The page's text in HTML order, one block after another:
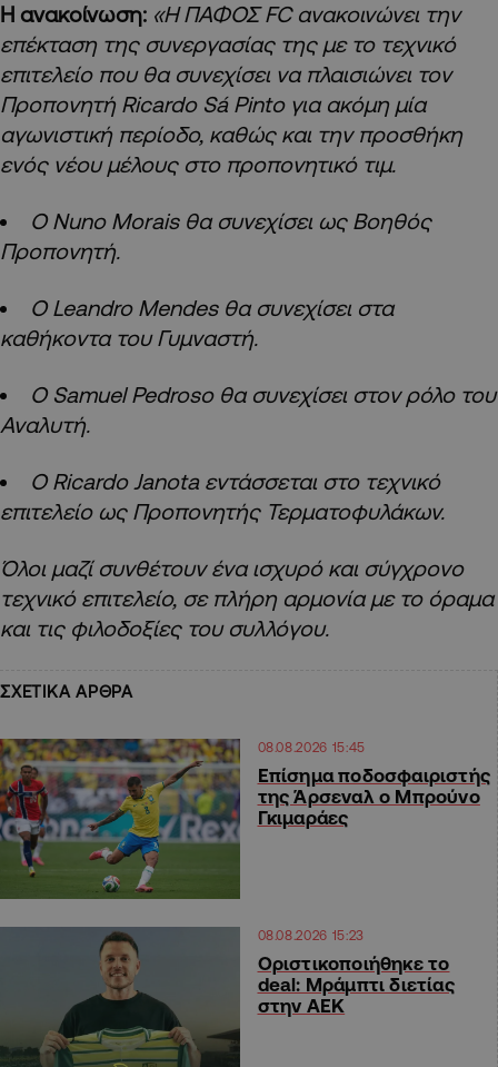
Η ανακοίνωση: «Η ΠΑΦΟΣ FC ανακοινώνει την
επέκταση της συνεργασίας της με το τεχνικό
επιτελείο που θα συνεχίσει να πλαισιώνει τον
Προπονητή Ricardo Sá Pinto για ακόμη μία
αγωνιστική περίοδο, καθώς και την προσθήκη
ενός νέου μέλους στο προπονητικό τιμ.
Ο Nuno Morais θα συνεχίσει ως Βοηθός
Προπονητή.
Ο Leandro Mendes θα συνεχίσει στα
καθήκοντα του Γυμναστή.
Ο Samuel Pedroso θα συνεχίσει στον ρόλο του
Αναλυτή.
Ο Ricardo Janota εντάσσεται στο τεχνικό
επιτελείο ως Προπονητής Τερματοφυλάκων.
Όλοι μαζί συνθέτουν ένα ισχυρό και σύγχρονο
τεχνικό επιτελείο, σε πλήρη αρμονία με το όραμα
και τις φιλοδοξίες του συλλόγου.
ΣΧΕΤΙΚΑ ΑΡΘΡΑ
08.08.2026 15:45
Επίσημα ποδοσφαιριστής
της Άρσεναλ ο Μπρούνο
Γκιμαράες
08.08.2026 15:23
Οριστικοποιήθηκε το
deal: Μράμπτι διετίας
στην ΑΕΚ